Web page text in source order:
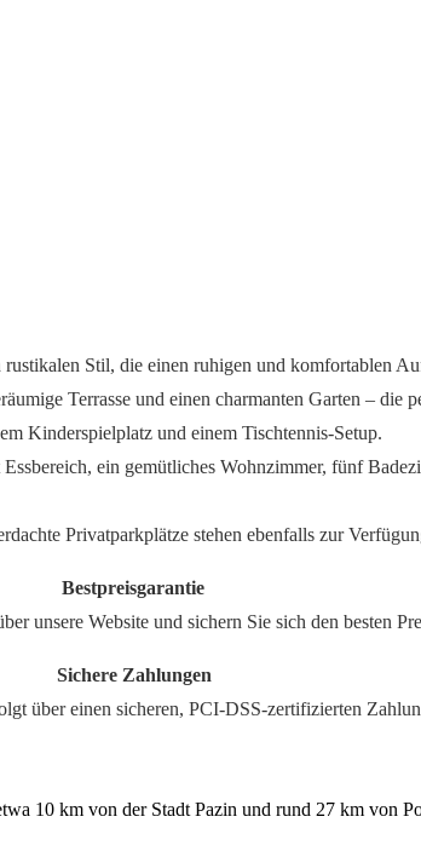
Stil, die einen ruhigen und komfortablen
Terrasse und einen charmanten Garten – die
Kinderspielplatz und einem Tischtennis-Setup.
ein gemütliches Wohnzimmer, fünf
Privatparkplätze stehen ebenfalls zur
Sie sich den besten
DSS-zertifizierten
10 km von der Stadt Pazin und rund 27 km von